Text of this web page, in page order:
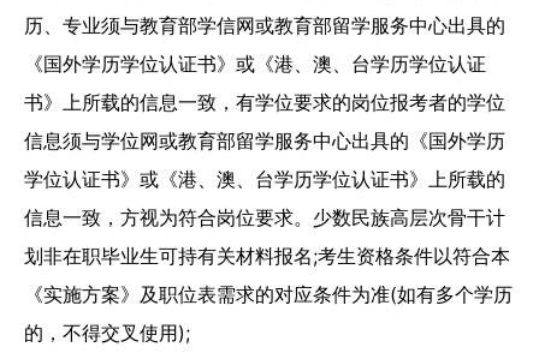
历、专业须与教育部学信网或教育部留学服务中心出具的
《国外学历学位认证书》或《港、澳、台学历学位认证
书》上所载的信息一致，有学位要求的岗位报考者的学位
信息须与学位网或教育部留学服务中心出具的《国外学历
学位认证书》或《港、澳、台学历学位认证书》上所载的
信息一致，方视为符合岗位要求。少数民族高层次骨干计
划非在职毕业生可持有关材料报名;考生资格条件以符合本
《实施方案》及职位表需求的对应条件为准(如有多个学历
的，不得交叉使用);